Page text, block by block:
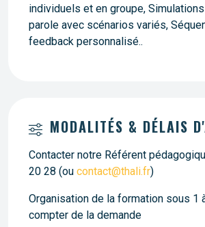
individuels et en groupe,
parole avec scénarios variés,
feedback personnalisé..
MODALITÉS & DÉLAIS
Contacter notre Référent
20 28 (ou contact@thali.fr)
Organisation de la formation sous 1
compter de la demande